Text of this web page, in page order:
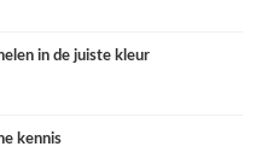
in de juiste kleur
kennis